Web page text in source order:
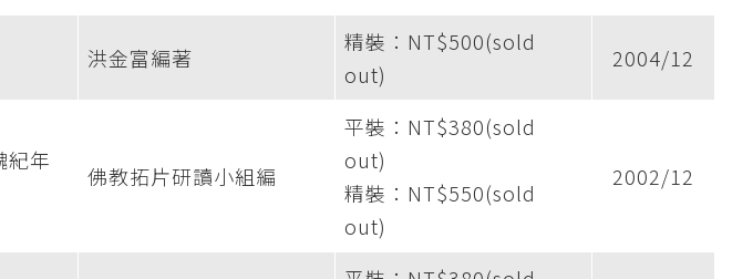
洪金富編著
精裝：NT$500(sold
out)
2004/12
紀年
佛教拓片研讀小組編
平裝：NT$380(sold
out)
精裝：NT$550(sold
out)
2002/12